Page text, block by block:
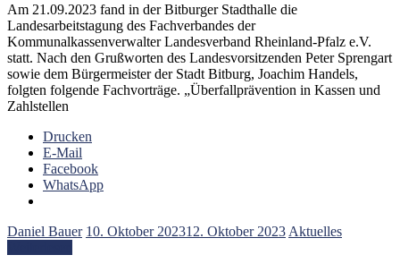
Am 21.09.2023 fand in der Bitburger Stadthalle die
Landesarbeitstagung des Fachverbandes der
Kommunalkassenverwalter Landesverband Rheinland-Pfalz e.V.
statt. Nach den Grußworten des Landesvorsitzenden Peter Sprengart
sowie dem Bürgermeister der Stadt Bitburg, Joachim Handels,
folgten folgende Fachvorträge. „Überfallprävention in Kassen und
Zahlstellen
Drucken
E-Mail
Facebook
WhatsApp
Daniel Bauer 10. Oktober 202312. Oktober 2023 Aktuelles